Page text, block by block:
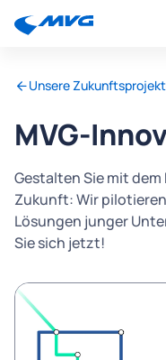
Unsere
MVG-
Gestalten Sie mit
Zukunft: Wir
Lösungen junger
Sie sich jetzt!